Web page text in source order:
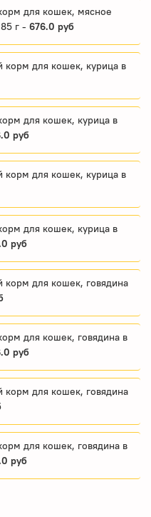
для кошек, мясное
г - 676.0 руб
для кошек, курица в
для кошек, курица в
руб
для кошек, курица в
для кошек, курица в
руб
для кошек, говядина
для кошек, говядина в
руб
для кошек, говядина
для кошек, говядина в
руб